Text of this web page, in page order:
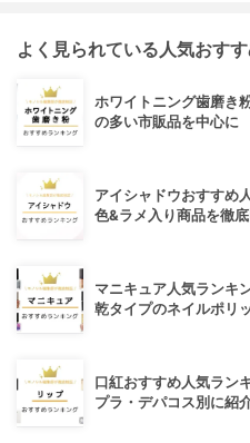
よく見られている人気おす
ホワイトニング歯磨き
の多い市販品を中心に
アイシャドウおすすめ
色&ラメ入り商品を徹底
マニキュア人気ランキ
乾タイプのネイルポリ
口紅おすすめ人気ラン
プラ・デパコス別に紹